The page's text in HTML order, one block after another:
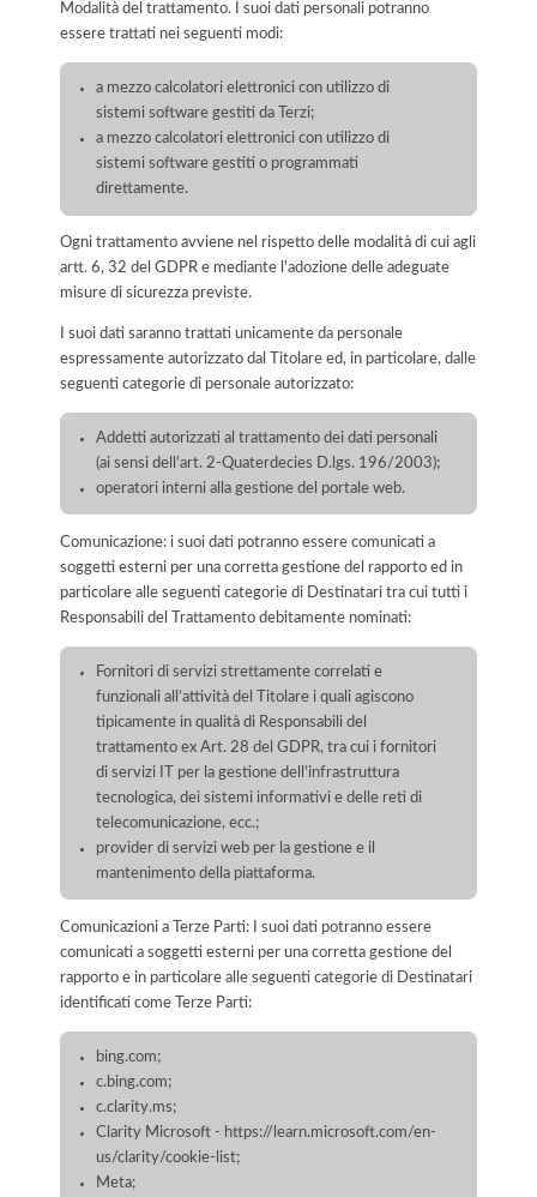
Modalità del trattamento. I suoi dati personali potranno
essere trattati nei seguenti modi:
a mezzo calcolatori elettronici con utilizzo di
sistemi software gestiti da Terzi;
a mezzo calcolatori elettronici con utilizzo di
sistemi software gestiti o programmati
direttamente.
Ogni trattamento avviene nel rispetto delle modalità di cui agli
artt. 6, 32 del GDPR e mediante l'adozione delle adeguate
misure di sicurezza previste.
I suoi dati saranno trattati unicamente da personale
espressamente autorizzato dal Titolare ed, in particolare, dalle
seguenti categorie di personale autorizzato:
Addetti autorizzati al trattamento dei dati personali
(ai sensi dell’art. 2-Quaterdecies D.lgs. 196/2003);
operatori interni alla gestione del portale web.
Comunicazione: i suoi dati potranno essere comunicati a
soggetti esterni per una corretta gestione del rapporto ed in
particolare alle seguenti categorie di Destinatari tra cui tutti i
Responsabili del Trattamento debitamente nominati:
Fornitori di servizi strettamente correlati e
funzionali all’attività del Titolare i quali agiscono
tipicamente in qualità di Responsabili del
trattamento ex Art. 28 del GDPR, tra cui i fornitori
di servizi IT per la gestione dell’infrastruttura
tecnologica, dei sistemi informativi e delle reti di
telecomunicazione, ecc.;
provider di servizi web per la gestione e il
mantenimento della piattaforma.
Comunicazioni a Terze Parti: I suoi dati potranno essere
comunicati a soggetti esterni per una corretta gestione del
rapporto e in particolare alle seguenti categorie di Destinatari
identificati come Terze Parti:
bing.com;
c.bing.com;
c.clarity.ms;
Clarity Microsoft - https://learn.microsoft.com/en-
us/clarity/cookie-list;
Meta;